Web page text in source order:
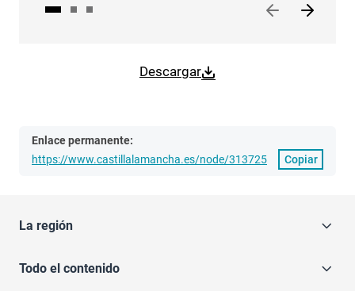
Descargar
Enlace permanente:
https://www.castillalamancha.es/node/313725
Copiar
La región
Todo el contenido